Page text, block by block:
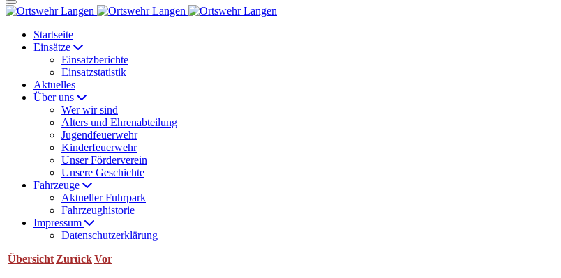
Startseite
Einsätze
Einsatzberichte
Einsatzstatistik
Aktuelles
Über uns
Wer wir sind
Alters und Ehrenabteilung
Jugendfeuerwehr
Kinderfeuerwehr
Unser Förderverein
Unsere Geschichte
Fahrzeuge
Aktueller Fuhrpark
Fahrzeughistorie
Impressum
Datenschutzerklärung
Übersicht ZurückVor